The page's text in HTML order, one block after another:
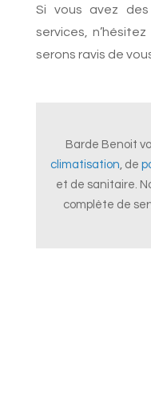
Si vous avez
services,
serons ravis de
Barde Benoit
climatisation , de
et de sanitaire.
complète de